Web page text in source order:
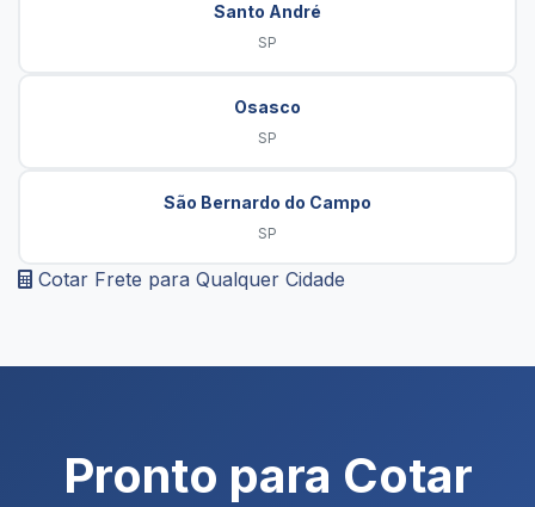
Santo André
SP
Osasco
SP
São Bernardo do Campo
SP
Cotar Frete para Qualquer Cidade
Pronto para Cotar